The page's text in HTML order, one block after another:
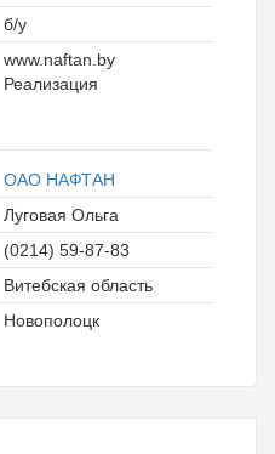
б/у
www.naftan.by
Реализация
ОАО НАФТАН
Луговая Ольга
(0214) 59-87-83
Витебская область
Новополоцк